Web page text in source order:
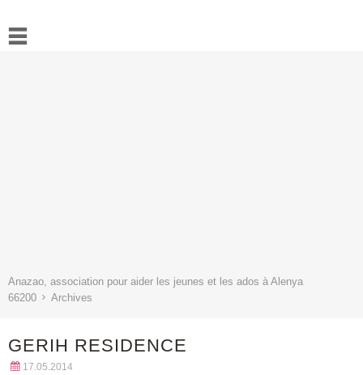
Anazao, association pour aider les jeunes et les ados à Alenya
66200
Archives
GERIH RESIDENCE
17.05.2014
Accueil